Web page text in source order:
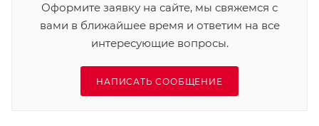
Оформите заявку на сайте, мы свяжемся с
вами в ближайшее время и ответим на все
интересующие вопросы.
НАПИСАТЬ СООБЩЕНИЕ